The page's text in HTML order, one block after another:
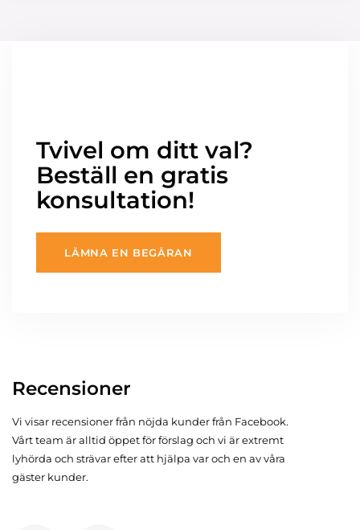
Tvivel om ditt val?
Beställ en gratis
konsultation!
LÄMNA EN BEGÄRAN
Recensioner
Vi visar recensioner från nöjda kunder från Facebook.
Vårt team är alltid öppet för förslag och vi är extremt
lyhörda och strävar efter att hjälpa var och en av våra
gäster kunder.